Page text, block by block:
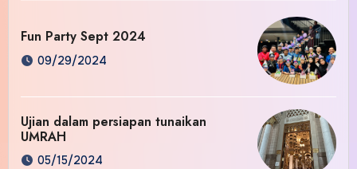
Fun Party Sept 2024
09/29/2024
Ujian dalam persiapan tunaikan
UMRAH
05/15/2024